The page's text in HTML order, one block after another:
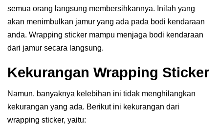
semua orang langsung membersihkannya. Inilah yang
akan menimbulkan jamur yang ada pada bodi kendaraan
anda. Wrapping sticker mampu menjaga bodi kendaraan
dari jamur secara langsung.
Kekurangan Wrapping Sticker
Namun, banyaknya kelebihan ini tidak menghilangkan
kekurangan yang ada. Berikut ini kekurangan dari
wrapping sticker, yaitu: